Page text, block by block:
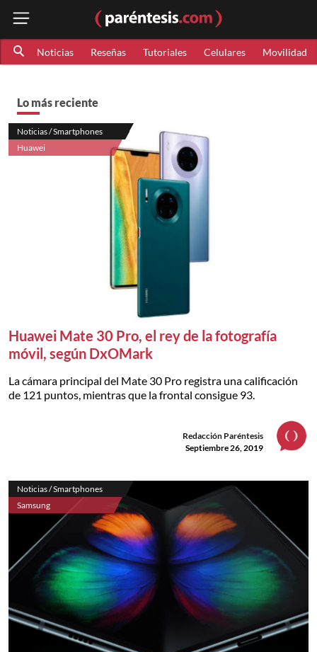
Noticias Reseñas Tutoriales Celulares Movilidad
Lo más reciente
Noticias / Smartphones
Huawei
Huawei Mate 30 Pro, el rey de la fotografía
móvil, según DxOMark
La cámara principal del Mate 30 Pro registra una calificación
de 121 puntos, mientras que la frontal consigue 93.
Redacción Paréntesis
Septiembre 26, 2019
Noticias / Smartphones
Samsung